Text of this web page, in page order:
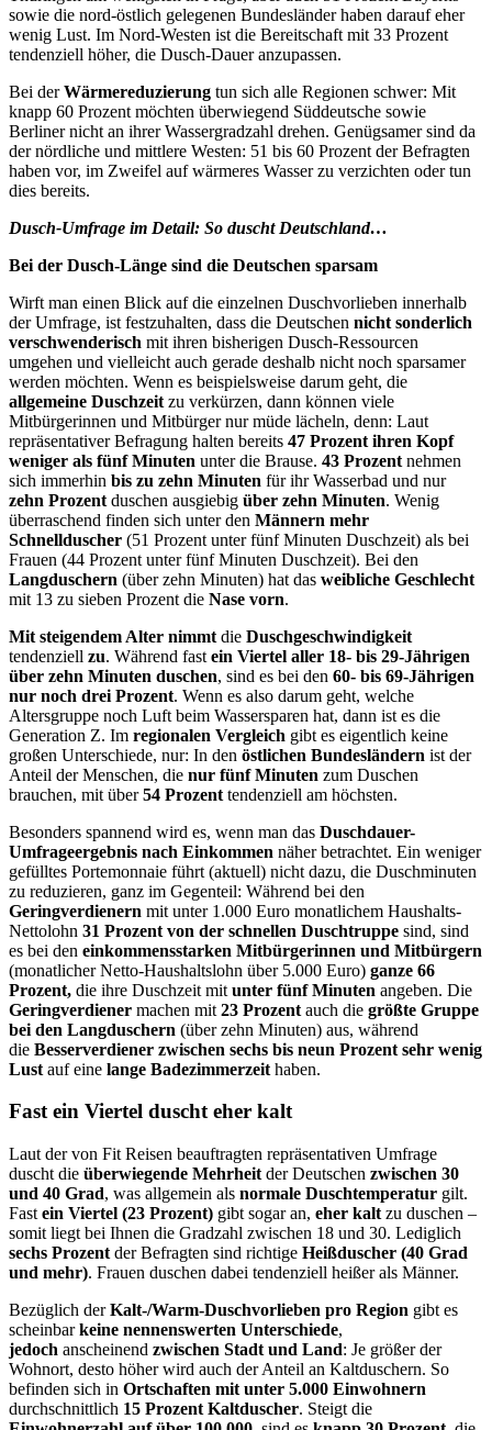
sowie die nord-östlich gelegenen Bundesländer haben darauf eher
wenig Lust. Im Nord-Westen ist die Bereitschaft mit 33 Prozent
tendenziell höher, die Dusch-Dauer anzupassen.
Bei derWärmereduzierung tun sich alle Regionen schwer: Mit
knapp 60 Prozent möchten überwiegend Süddeutsche sowie
Berliner nicht an ihrer Wassergradzahl drehen. Genügsamer sind da
der nördliche und mittlere Westen: 51 bis 60 Prozent der Befragten
haben vor, im Zweifel auf wärmeres Wasser zu verzichten oder tun
dies bereits.
Dusch-Umfrage im Detail: So duscht Deutschland…
Bei der Dusch-Länge sind die Deutschen sparsam
Wirft man einen Blick auf die einzelnen Duschvorlieben innerhalb
der Umfrage, ist festzuhalten, dass die Deutschen nicht sonderlich
verschwenderisch mit ihren bisherigen Dusch-Ressourcen
umgehen und vielleicht auch gerade deshalb nicht noch sparsamer
werden möchten. Wenn es beispielsweise darum geht, die
allgemeine Duschzeit zu verkürzen, dann können viele
Mitbürgerinnen und Mitbürger nur müde lächeln, denn: Laut
repräsentativer Befragung halten bereits 47 Prozent ihren Kopf
weniger als fünf Minuten unter die Brause. 43 Prozent nehmen
sich immerhin bis zu zehn Minuten für ihr Wasserbad und nur
zehn Prozent duschen ausgiebig über zehn Minuten. Wenig
überraschend finden sich unter den Männern mehr
Schnellduscher (51 Prozent unter fünf Minuten Duschzeit) als bei
Frauen (44 Prozent unter fünf Minuten Duschzeit). Bei den
Langduschern (über zehn Minuten) hat das weibliche Geschlecht
mit 13 zu sieben Prozent die Nase vorn.
Mit steigendem Alter nimmt die Duschgeschwindigkeit
tendenziell zu. Während fast ein Viertel aller 18- bis 29-Jährigen
über zehn Minuten duschen, sind es bei den 60- bis 69-Jährigen
nur noch drei Prozent. Wenn es also darum geht, welche
Altersgruppe noch Luft beim Wassersparen hat, dann ist es die
Generation Z. Im regionalen Vergleich gibt es eigentlich keine
großen Unterschiede, nur: In den östlichen Bundesländern ist der
Anteil der Menschen, die nur fünf Minuten zum Duschen
brauchen, mit über54 Prozent tendenziell am höchsten.
Besonders spannend wird es, wenn man das Duschdauer-
Umfrageergebnis nach Einkommen näher betrachtet. Ein weniger
gefülltes Portemonnaie führt (aktuell) nicht dazu, die Duschminuten
zu reduzieren, ganz im Gegenteil: Während bei den
Geringverdienern mit unter 1.000 Euro monatlichem Haushalts-
Nettolohn 31 Prozent von der schnellen Duschtruppe sind, sind
es bei den einkommensstarken Mitbürgerinnen und Mitbürgern
(monatlicher Netto-Haushaltslohn über 5.000 Euro) ganze 66
Prozent, die ihre Duschzeit mit unter fünf Minuten angeben. Die
Geringverdiener machen mit 23 Prozent auch die größte Gruppe
bei den Langduschern (über zehn Minuten) aus, während
die Besserverdiener zwischen sechs bis neun Prozent sehr wenig
Lust auf eine lange Badezimmerzeit haben.
Fast ein Viertel duscht eher kalt
Laut der von Fit Reisen beauftragten repräsentativen Umfrage
duscht die überwiegende Mehrheit der Deutschen zwischen 30
und 40 Grad, was allgemein als normale Duschtemperatur gilt.
Fast ein Viertel (23 Prozent) gibt sogar an, eher kalt zu duschen –
somit liegt bei Ihnen die Gradzahl zwischen 18 und 30. Lediglich
sechs Prozent der Befragten sind richtige Heißduscher (40 Grad
und mehr). Frauen duschen dabei tendenziell heißer als Männer.
Bezüglich derKalt-/Warm-Duschvorlieben pro Region gibt es
scheinbarkeine nennenswerten Unterschiede,
jedoch anscheinend zwischen Stadt und Land: Je größer der
Wohnort, desto höher wird auch der Anteil an Kaltduschern. So
befinden sich in Ortschaften mit unter 5.000 Einwohnern
durchschnittlich 15 Prozent Kaltduscher. Steigt die